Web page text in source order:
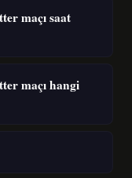
maçı saat
maçı hangi